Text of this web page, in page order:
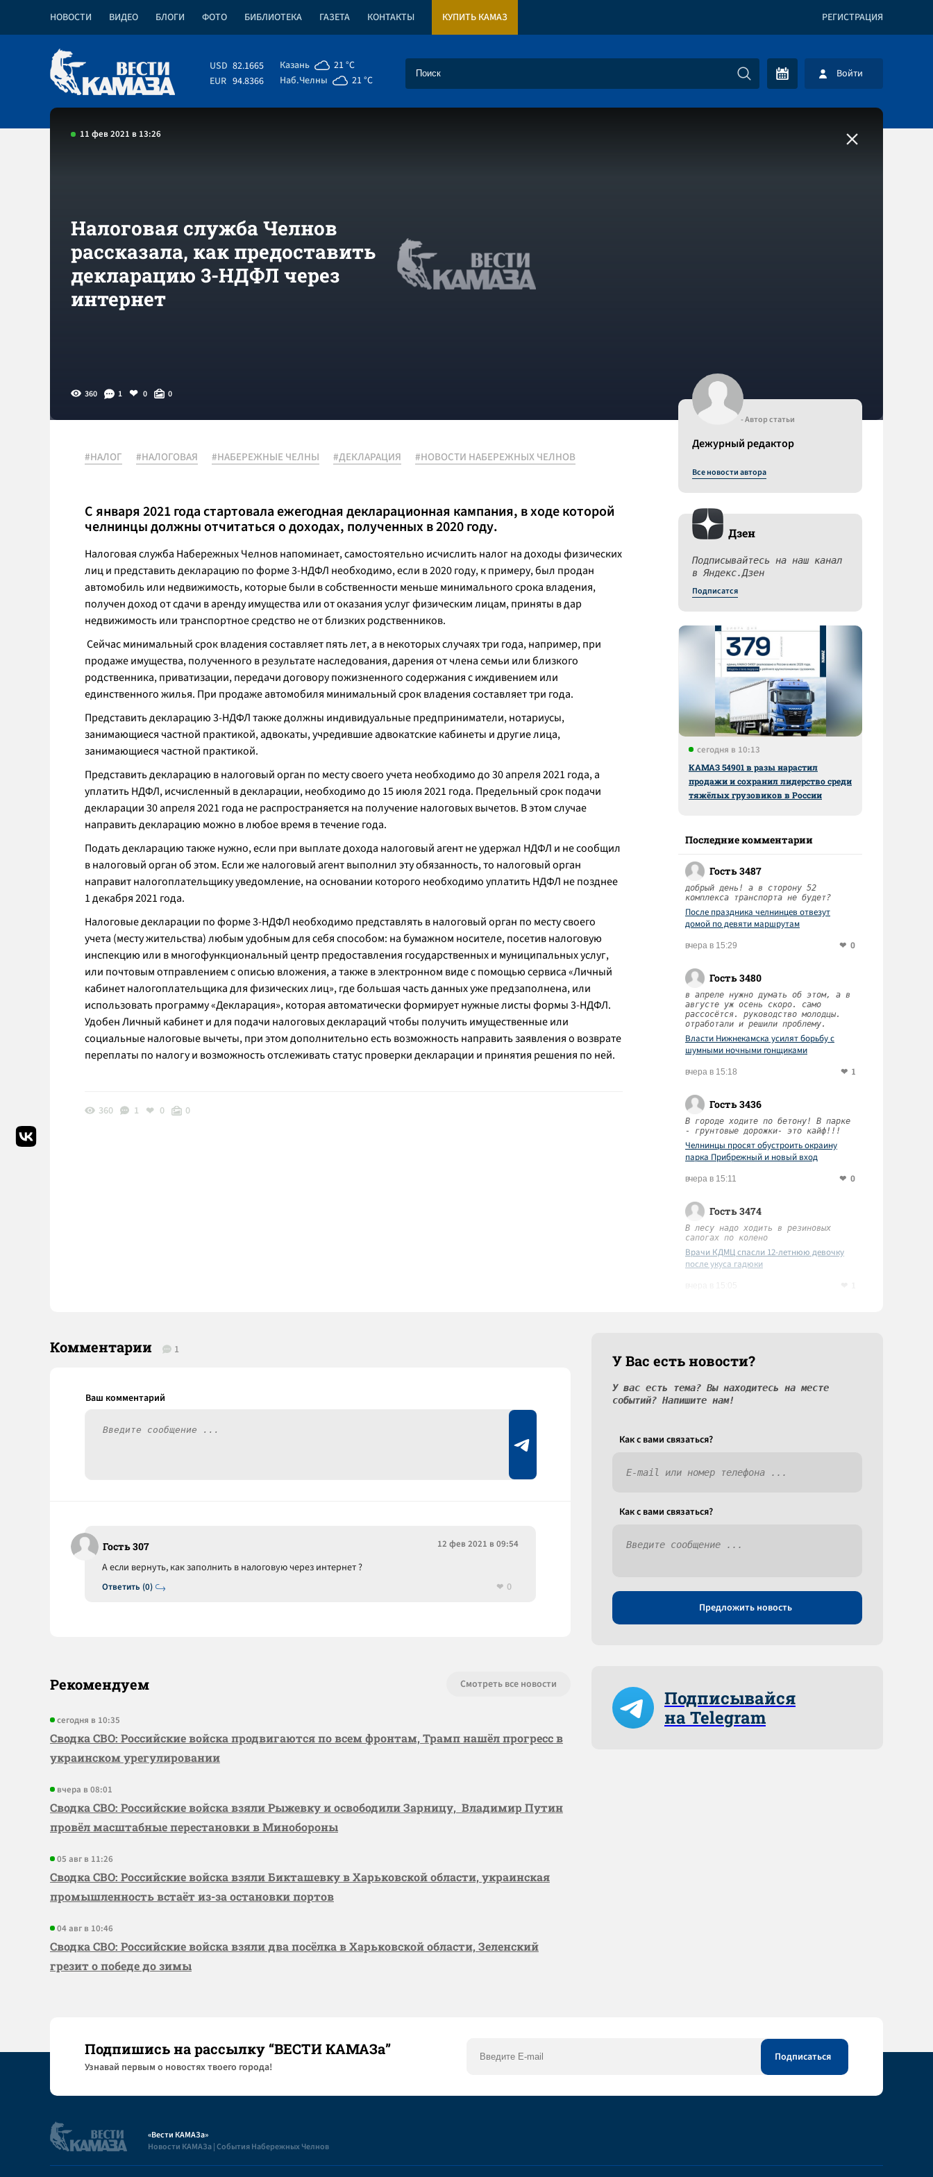
НОВОСТИ ВИДЕО БЛОГИ ФОТО БИБЛИОТЕКА ГАЗЕТА КОНТАКТЫ КУПИТЬ КАМАЗ РЕГИСТРАЦИЯ
USD 82.1665
EUR 94.8366
Казань
21 °C
Наб.Челны
21 °C Войти
11 фев 2021 в 13:26
Налоговая служба Челнов
рассказала, как предоставить
декларацию 3-НДФЛ через
интернет
360 1 0 0
#НАЛОГ #НАЛОГОВАЯ #НАБЕРЕЖНЫЕ ЧЕЛНЫ #ДЕКЛАРАЦИЯ #НОВОСТИ НАБЕРЕЖНЫХ ЧЕЛНОВ
С января 2021 года стартовала ежегодная декларационная кампания, в ходе которой
челнинцы должны отчитаться о доходах, полученных в 2020 году.
Налоговая служба Набережных Челнов напоминает, самостоятельно исчислить налог на доходы физических
лиц и представить декларацию по форме 3-НДФЛ необходимо, если в 2020 году, к примеру, был продан
автомобиль или недвижимость, которые были в собственности меньше минимального срока владения,
получен доход от сдачи в аренду имущества или от оказания услуг физическим лицам, приняты в дар
недвижимость или транспортное средство не от близких родственников.
Сейчас минимальный срок владения составляет пять лет, а в некоторых случаях три года, например, при
продаже имущества, полученного в результате наследования, дарения от члена семьи или близкого
родственника, приватизации, передачи договору пожизненного содержания с иждивением или
единственного жилья. При продаже автомобиля минимальный срок владения составляет три года.
Представить декларацию 3-НДФЛ также должны индивидуальные предприниматели, нотариусы,
занимающиеся частной практикой, адвокаты, учредившие адвокатские кабинеты и другие лица,
занимающиеся частной практикой.
Представить декларацию в налоговый орган по месту своего учета необходимо до 30 апреля 2021 года, а
уплатить НДФЛ, исчисленный в декларации, необходимо до 15 июля 2021 года. Предельный срок подачи
декларации 30 апреля 2021 года не распространяется на получение налоговых вычетов. В этом случае
направить декларацию можно в любое время в течение года.
Подать декларацию также нужно, если при выплате дохода налоговый агент не удержал НДФЛ и не сообщил
в налоговый орган об этом. Если же налоговый агент выполнил эту обязанность, то налоговый орган
направит налогоплательщику уведомление, на основании которого необходимо уплатить НДФЛ не позднее
1 декабря 2021 года.
Налоговые декларации по форме 3-НДФЛ необходимо представлять в налоговый орган по месту своего
учета (месту жительства) любым удобным для себя способом: на бумажном носителе, посетив налоговую
инспекцию или в многофункциональный центр предоставления государственных и муниципальных услуг,
или почтовым отправлением с описью вложения, а также в электронном виде с помощью сервиса «Личный
кабинет налогоплательщика для физических лиц», где большая часть данных уже предзаполнена, или
использовать программу «Декларация», которая автоматически формирует нужные листы формы 3-НДФЛ.
Удобен Личный кабинет и для подачи налоговых деклараций чтобы получить имущественные или
социальные налоговые вычеты, при этом дополнительно есть возможность направить заявления о возврате
переплаты по налогу и возможность отслеживать статус проверки декларации и принятия решения по ней.
360 1 0 0
- Автор статьи
Дежурный редактор
Все новости автора
Дзен
Подписывайтесь на наш канал
в Яндекс.Дзен
Подписатся
сегодня в 10:13
КАМАЗ 54901 в разы нарастил
продажи и сохранил лидерство среди
тяжёлых грузовиков в России
Последние комментарии
Гость 3487
добрый день! а в сторону 52
комплекса транспорта не будет?
После праздника челнинцев отвезут
домой по девяти маршрутам
вчера в 15:29 0
Гость 3480
в апреле нужно думать об этом, а в
августе уж осень скоро. само
рассосётся. руководство молодцы.
отработали и решили проблему.
Власти Нижнекамска усилят борьбу с
шумными ночными гонщиками
вчера в 15:18 1
Гость 3436
В городе ходите по бетону! В парке
- грунтовые дорожки- это кайф!!!
Челнинцы просят обустроить окраину
парка Прибрежный и новый вход
вчера в 15:11 0
Гость 3474
В лесу надо ходить в резиновых
сапогах по колено
Врачи КДМЦ спасли 12-летнюю девочку
после укуса гадюки
Комментарии 1
Гость 307 12 фев 2021 в 09:54
Ответить (0)
А если вернуть, как заполнить в налоговую через интернет ?
0
Рекомендуем Смотреть все новости
сегодня в 10:35
Сводка СВО: Российские войска продвигаются по всем фронтам, Трамп нашёл прогресс в
украинском урегулировании
вчера в 08:01
Сводка СВО: Российские войска взяли Рыжевку и освободили Зарницу, Владимир Путин
провёл масштабные перестановки в Минобороны
05 авг в 11:26
Сводка СВО: Российские войска взяли Бикташевку в Харьковской области, украинская
промышленность встаёт из-за остановки портов
04 авг в 10:46
Сводка СВО: Российские войска взяли два посёлка в Харьковской области, Зеленский
грезит о победе до зимы
У Вас есть новости?
У вас есть тема? Вы находитесь на месте
событий? Напишите нам!
Как c вами связаться?
Как c вами связаться?
Предложить новость
Подписывайся
на Telegram
Подпишись на рассылку “ВЕСТИ КАМАЗа”
Узнaвай первым о новостях твоего города!
«Вести КАМАЗа»
Новости КАМАЗа | События Набережных Челнов